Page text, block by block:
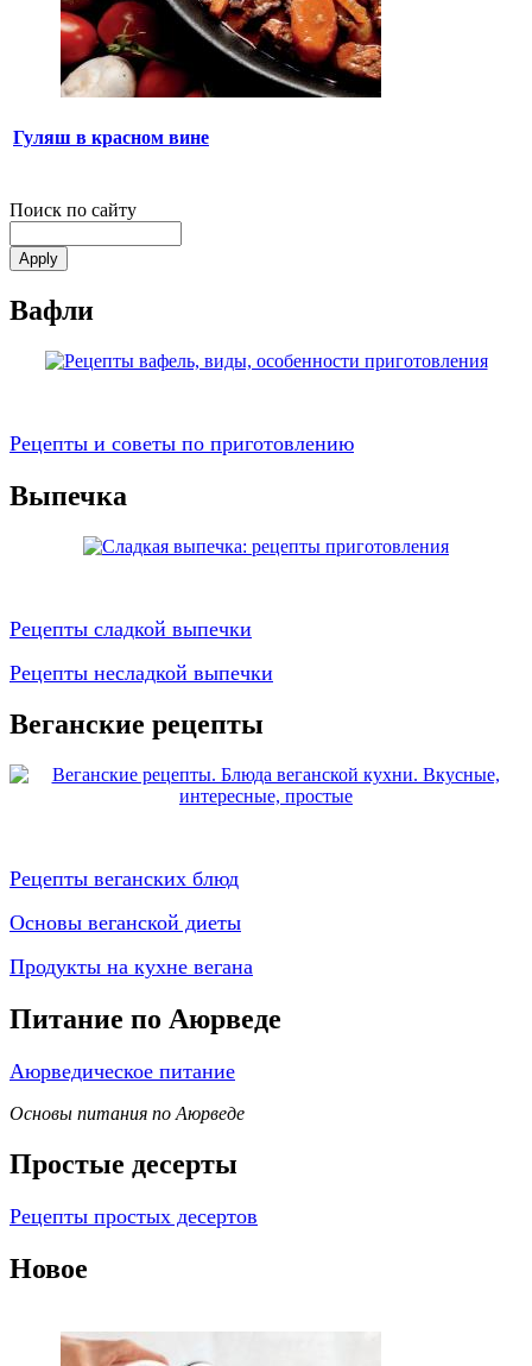
Гуляш в красном вине
Поиск по сайту
Вафли
Рецепты и советы по приготовлению
Выпечка
Рецепты сладкой выпечки
Рецепты несладкой выпечки
Веганские рецепты
Рецепты веганских блюд
Основы веганской диеты
Продукты на кухне вегана
Питание по Аюрведе
Аюрведическое питание
Основы питания по Аюрведе
Простые десерты
Рецепты простых десертов
Новое